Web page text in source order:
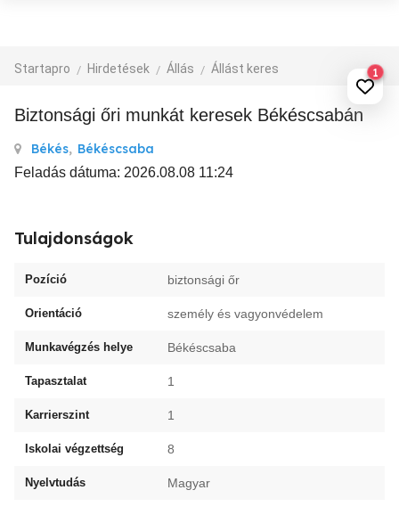
Startapro Hirdetések Állás Állást keres 1
biztonsági őri munkát keresek Békéscsabán
Békés, Békéscsaba
Feladás dátuma: 2026.08.08 11:24
Tulajdonságok
Pozíció biztonsági őr
Orientáció személy és vagyonvédelem
Munkavégzés helye Békéscsaba
Tapasztalat 1
Karrierszint 1
Iskolai végzettség 8
Nyelvtudás Magyar